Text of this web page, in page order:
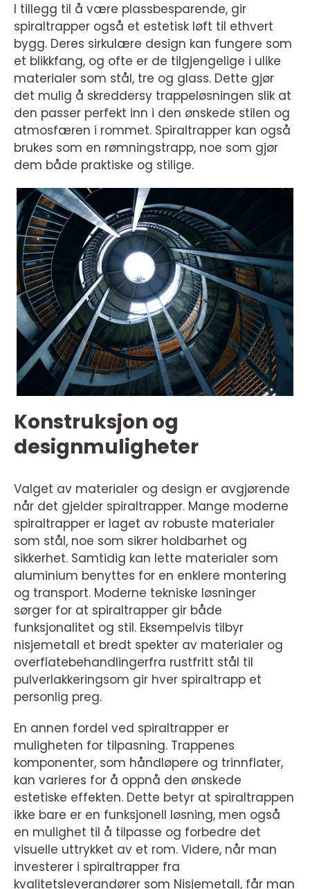
I tillegg til å være plassbesparende, gir
spiraltrapper også et estetisk løft til ethvert
bygg. Deres sirkulære design kan fungere som
et blikkfang, og ofte er de tilgjengelige i ulike
materialer som stål, tre og glass. Dette gjør
det mulig å skreddersy trappeløsningen slik at
den passer perfekt inn i den ønskede stilen og
atmosfæren i rommet. Spiraltrapper kan også
brukes som en rømningstrapp, noe som gjør
dem både praktiske og stilige.
Konstruksjon og
designmuligheter
Valget av materialer og design er avgjørende
når det gjelder spiraltrapper. Mange moderne
spiraltrapper er laget av robuste materialer
som stål, noe som sikrer holdbarhet og
sikkerhet. Samtidig kan lette materialer som
aluminium benyttes for en enklere montering
og transport. Moderne tekniske løsninger
sørger for at spiraltrapper gir både
funksjonalitet og stil. Eksempelvis tilbyr
nisjemetall et bredt spekter av materialer og
overflatebehandlingerfra rustfritt stål til
pulverlakkeringsom gir hver spiraltrapp et
personlig preg.
En annen fordel ved spiraltrapper er
muligheten for tilpasning. Trappenes
komponenter, som håndløpere og trinnflater,
kan varieres for å oppnå den ønskede
estetiske effekten. Dette betyr at spiraltrappen
ikke bare er en funksjonell løsning, men også
en mulighet til å tilpasse og forbedre det
visuelle uttrykket av et rom. Videre, når man
investerer i spiraltrapper fra
kvalitetsleverandører som Nisjemetall, får man